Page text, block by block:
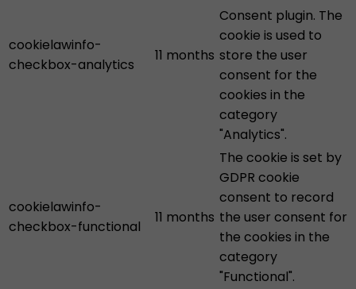
cookielawinfo-
checkbox-analytics
11 months
Consent plugin. The
cookie is used to
store the user
consent for the
cookies in the
category
"Analytics".
cookielawinfo-
checkbox-functional
11 months
The cookie is set by
GDPR cookie
consent to record
the user consent for
the cookies in the
category
"Functional".